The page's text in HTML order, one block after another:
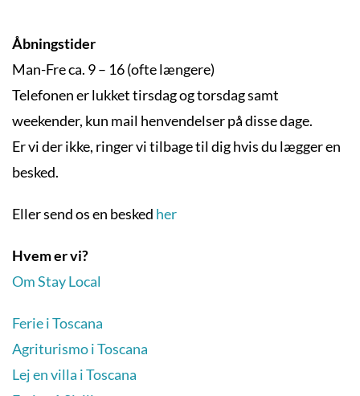
Åbningstider
Man-Fre ca. 9 – 16 (ofte længere)
Telefonen er lukket tirsdag og torsdag samt
weekender, kun mail henvendelser på disse dage.
Er vi der ikke, ringer vi tilbage til dig hvis du lægger en
besked.
Eller send os en besked her
Hvem er vi?
Om Stay Local
Ferie i Toscana
Agriturismo i Toscana
Lej en villa i Toscana